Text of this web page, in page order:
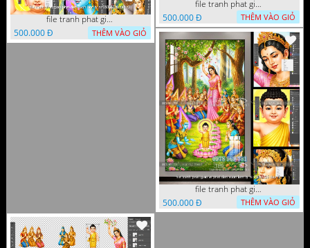
file tranh phat giao phat dan vuon lam ty ni 05052026 dao t3
500.000 Đ
THÊM VÀO GIỎ
file tranh phat giao phat dan vuon lam ty ni 05052026 dao t1
500.000 Đ
THÊM VÀO GIỎ
file tranh phat giao le phat dan vuon lam ty ni 05052026 dao t2
500.000 Đ
THÊM VÀO GIỎ